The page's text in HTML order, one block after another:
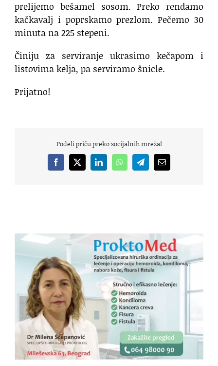
prelijemo bešamel sosom. Preko rendamo
kačkavalj i poprskamo prezlom. Pečemo 30
minuta na 225 stepeni.
Činiju za serviranje ukrasimo kečapom i
listovima kelja, pa serviramo šnicle.
Prijatno!
Podeli priču preko socijalnih mreža!
Facebook
X LinkedInWhatsAppTelegramEmail